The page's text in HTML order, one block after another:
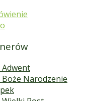
Narodzenie